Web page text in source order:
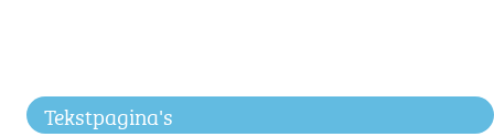
Tekstpagina's